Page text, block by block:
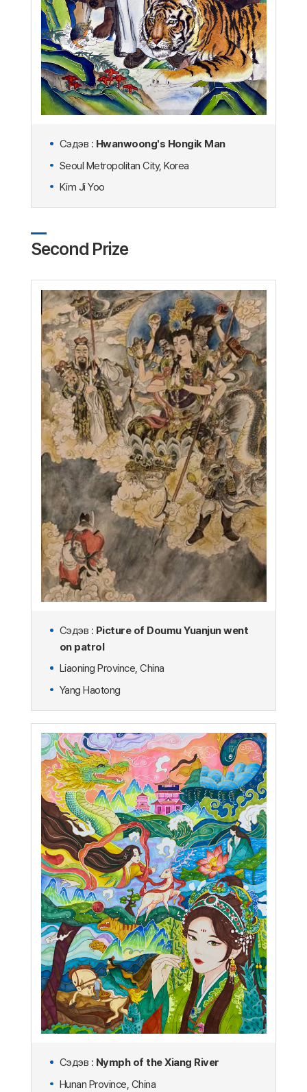
Сэдэв : Hwanwoong's Hongik Man
Seoul Metropolitan City, Korea
Kim Ji Yoo
Second Prize
Сэдэв : Picture of Doumu Yuanjun went
on patrol
Liaoning Province, China
Yang Haotong
Сэдэв : Nymph of the Xiang River
Hunan Province, China